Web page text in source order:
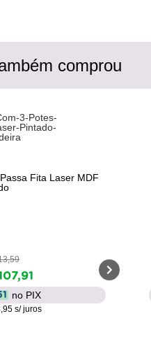
comprou
Fita Laser MDF
PIX
s/ juros